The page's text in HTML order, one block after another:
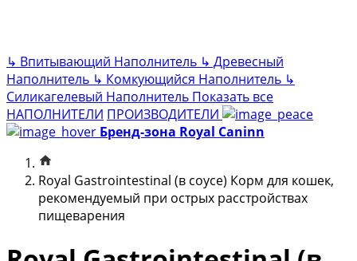
↳ Впитывающий Наполнитель ↳ Древесный
Наполнитель ↳ Комкующийся Наполнитель ↳
Силикагелевый Наполнитель Показать все
НАПОЛНИТЕЛИ ПРОИЗВОДИТЕЛИ
Бренд-зона Royal Caninn
Royal Gastrointestinal (в соусе) Корм для кошек,
рекомендуемый при острых расстройствах
пищеварения